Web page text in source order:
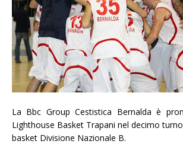
La Bbc Group Cestistica Bernalda è
Lighthouse Basket Trapani nel decimo
basket Divisione Nazionale B.